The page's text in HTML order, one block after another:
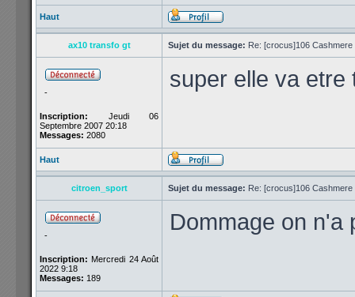
Haut
ax10 transfo gt Sujet du message: Re: [crocus]106
-
Inscription: Jeudi 06
Septembre 2007 20:18
Messages: 2080
super elle va etre
Haut
citroen_sport Sujet du message: Re: [crocus]106
-
Inscription: Mercredi 24 Août
2022 9:18
Messages: 189
Dommage on n'a